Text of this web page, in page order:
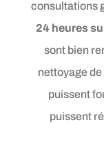
consultations
24 heures
sont bien
nettoyage
puissent
puissent